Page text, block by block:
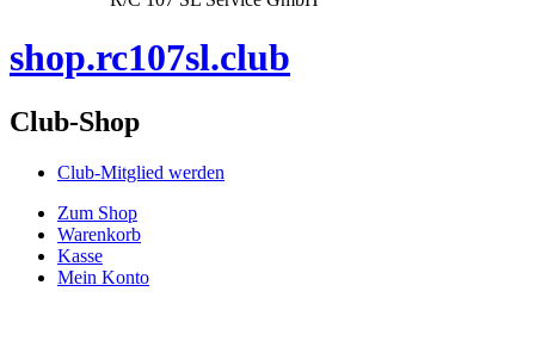
shop.rc107sl.club
Club-Shop
Club-Mitglied werden
Zum Shop
Warenkorb
Kasse
Mein Konto